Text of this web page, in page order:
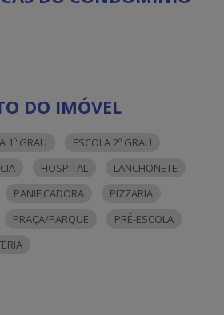
DO IMÓVEL
1º GRAU
ESCOLA 2º GRAU
HOSPITAL
LANCHONETE
PANIFICADORA
PIZZARIA
PRAÇA/PARQUE
PRÉ-ESCOLA